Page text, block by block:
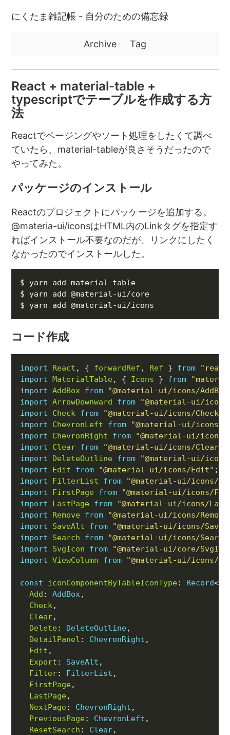
にくたま雑記帳 - 自分のための備忘録
Archive Tag
React + material-table +
typescriptでテーブルを作成する方
法
Reactでページングやソート処理をしたくて調べ
ていたら、material-tableが良さそうだったので
やってみた。
パッケージのインストール
Reactのプロジェクトにパッケージを追加する。
@materia-ui/iconsはHTML内のLinkタグを指定す
ればインストール不要なのだが、リンクにしたく
なかったのでインストールした。
$ yarn add material-table
$ yarn add @material-ui/core
コード作成
import React , { forwardRef , Ref } from
import MaterialTable, { Icons } from
import AddBox from
"@material-ui/icons/
import ArrowDownward from
"@material-ui/icons/
import
Check from "@material-ui/icons/Check"
import
ChevronLeft from
"@material-ui/icons/
import
ChevronRight from
"@material-ui/icons/
import
Clear from "@material-ui/icons/Clear"
import
DeleteOutline from
"@material-ui/
import
Edit from "@material-ui/icons/Edit"
import
FilterList from
"@material-ui/icons/
import
FirstPage from
"@material-ui/icons/
import
LastPage from
"@material-ui/icons/
import
Remove from
"@material-ui/icons/
import
SaveAlt from
"@material-ui/icons/
import
Search from
"@material-ui/icons/
import
SvgIcon from
"@material-ui/core/
import ViewColumn from "@material-ui/icons/
const iconComponentByTableIconType: Record<
Add : AddBox
Check
Clear
Delete: DeleteOutline
DetailPanel : ChevronRight
Edit
Export : SaveAlt
Filter: FilterList
FirstPage
LastPage
NextPage: ChevronRight
PreviousPage: ChevronLeft
ResetSearch : Clear